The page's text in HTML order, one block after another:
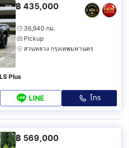
฿ 435,000
36,940 กม.
Pickup
สวนหลวง กรุงเทพมหานคร
Plus
LINE โทร
฿ 569,000